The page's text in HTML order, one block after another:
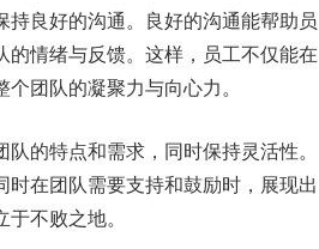
良好的沟通。良好的沟通能帮助员
情绪与反馈。这样，员工不仅能在
团队的凝聚力与向心力。
的特点和需求，同时保持灵活性。
在团队需要支持和鼓励时，展现出
不败之地。